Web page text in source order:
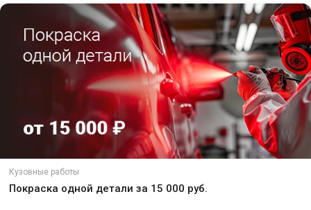
Кузовные работы
Покраска одной детали за 15 000 руб.